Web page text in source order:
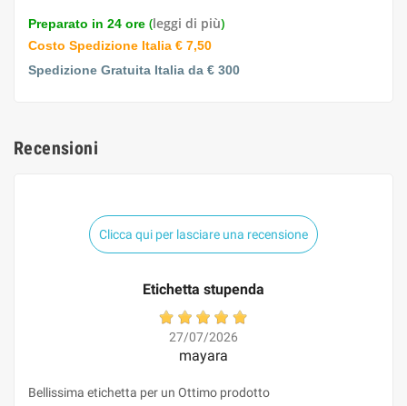
Preparato in 24 ore (leggi di più)
Costo Spedizione Italia € 7,50
Spedizione Gratuita Italia da € 300
Recensioni
Clicca qui per lasciare una recensione
Etichetta stupenda
27/07/2026
mayara
Bellissima etichetta per un Ottimo prodotto